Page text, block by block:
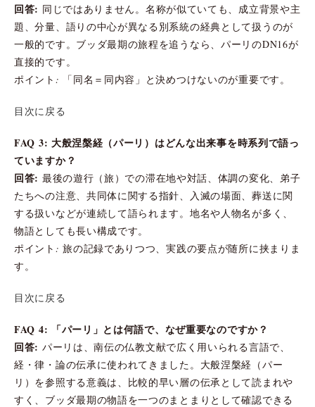
回答: 同じではありません。名称が似ていても、成立背景や主
題、分量、語りの中心が異なる別系統の経典として扱うのが
一般的です。ブッダ最期の旅程を追うなら、パーリのDN16が
直接的です。
ポイント: 「同名＝同内容」と決めつけないのが重要です。
目次に戻る
FAQ 3: 大般涅槃経（パーリ）はどんな出来事を時系列で語っ
ていますか？
回答: 最後の遊行（旅）での滞在地や対話、体調の変化、弟子
たちへの注意、共同体に関する指針、入滅の場面、葬送に関
する扱いなどが連続して語られます。地名や人物名が多く、
物語としても長い構成です。
ポイント: 旅の記録でありつつ、実践の要点が随所に挟まりま
す。
目次に戻る
FAQ 4: 「パーリ」とは何語で、なぜ重要なのですか？
回答: パーリは、南伝の仏教文献で広く用いられる言語で、
経・律・論の伝承に使われてきました。大般涅槃経（パー
リ）を参照する意義は、比較的早い層の伝承として読まれや
すく、ブッダ最期の物語を一つのまとまりとして確認できる